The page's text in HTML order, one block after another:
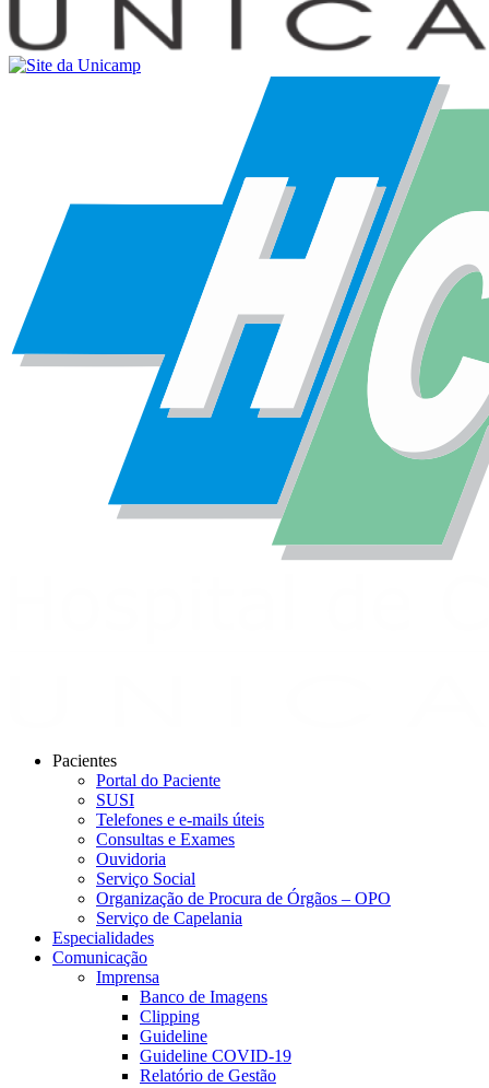
Pacientes
Portal do Paciente
SUSI
Telefones e e-mails úteis
Consultas e Exames
Ouvidoria
Serviço Social
Organização de Procura de Órgãos – OPO
Serviço de Capelania
Especialidades
Comunicação
Imprensa
Banco de Imagens
Clipping
Guideline
Guideline COVID-19
Relatório de Gestão